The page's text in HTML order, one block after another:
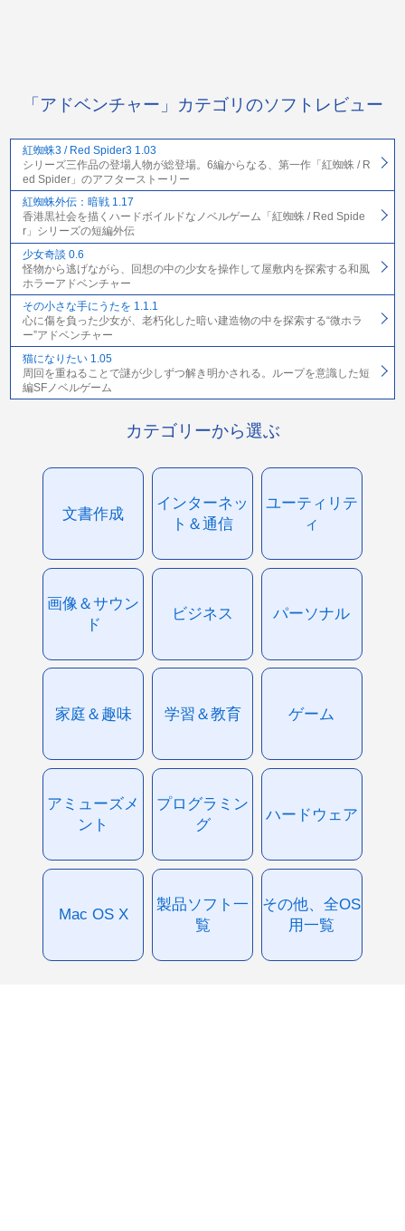
「アドベンチャー」カテゴリのソフトレビュー
紅蜘蛛3 / Red Spider3 1.03
シリーズ三作品の登場人物が総登場。6編からなる、第一作「紅蜘蛛 / R
ed Spider」のアフターストーリー
紅蜘蛛外伝：暗戦 1.17
香港黒社会を描くハードボイルドなノベルゲーム「紅蜘蛛 / Red Spide
r」シリーズの短編外伝
少女奇談 0.6
怪物から逃げながら、回想の中の少女を操作して屋敷内を探索する和風
ホラーアドベンチャー
その小さな手にうたを 1.1.1
心に傷を負った少女が、老朽化した暗い建造物の中を探索する“微ホラ
ー”アドベンチャー
猫になりたい 1.05
周回を重ねることで謎が少しずつ解き明かされる。ループを意識した短
編SFノベルゲーム
カテゴリーから選ぶ
文書作成
インターネッ
ト＆通信
ユーティリテ
ィ
画像＆サウン
ド
ビジネス パーソナル
家庭＆趣味 学習＆教育 ゲーム
アミューズメ
ント
プログラミン
グ
ハードウェア
Mac OS X
製品ソフト一
覧
その他、全OS
用一覧